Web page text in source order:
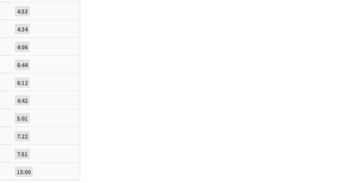
4:53
4:34
4:06
6:44
6:12
4:42
5:01
7:22
7:51
15:00